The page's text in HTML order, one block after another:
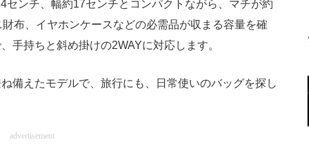
ンチ、幅約17センチとコンパクトながら、マチが約
布、イヤホンケースなどの必需品が収まる容量を確
手持ちと斜め掛けの2WAYに対応します。
えたモデルで、旅行にも、日常使いのバッグを探し
advertisement